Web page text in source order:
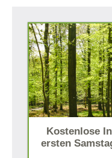
Kostenlose
ersten